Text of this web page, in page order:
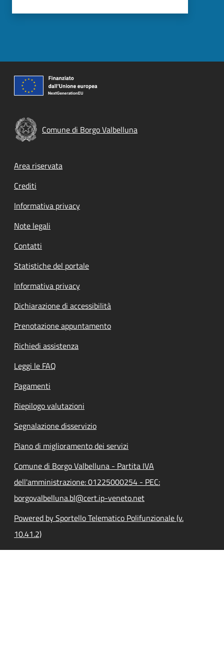
Comune di Borgo Valbelluna
Footer menu
Area riservata
Crediti
Informativa privacy
Note legali
Contatti
Statistiche del portale
Informativa privacy
Dichiarazione di accessibilità
Prenotazione appuntamento
Richiedi assistenza
Leggi le FAQ
Pagamenti
Riepilogo valutazioni
Segnalazione disservizio
Piano di miglioramento dei servizi
Comune di Borgo Valbelluna - Partita IVA
dell'amministrazione: 01225000254 - PEC:
borgovalbelluna.bl@cert.ip-veneto.net
Powered by Sportello Telematico Polifunzionale (v.
10.41.2)